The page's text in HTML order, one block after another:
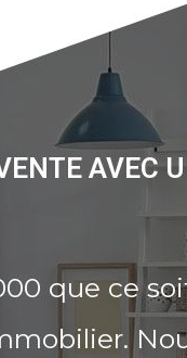
AVEC
que ce